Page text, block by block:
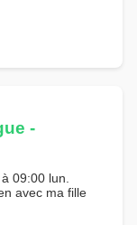
-
09:00 lun.
avec ma fille